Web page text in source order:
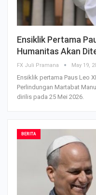
Ensiklik Pertama
Humanitas Akan
FX Juli Pramana May 19,
Ensiklik pertama Paus Leo
Perlindungan Martabat
dirilis pada 25 Mei 2026.
BERITA